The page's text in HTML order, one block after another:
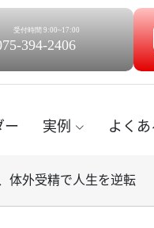
ー 実例 よくあ
体外受精で人生を逆転